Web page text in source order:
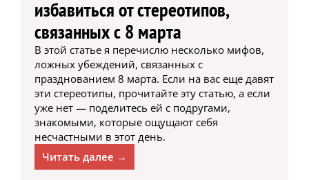
избавиться от стереотипов,
связанных с 8 марта
В этой статье я перечислю несколько мифов,
ложных убеждений, связанных с
празднованием 8 марта. Если на вас еще давят
эти стереотипы, прочитайте эту статью, а если
уже нет — поделитесь ей с подругами,
знакомыми, которые ощущают себя
несчастными в этот день.
Читать далее →